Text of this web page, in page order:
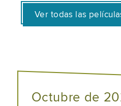
Ver todas las
Octubre de